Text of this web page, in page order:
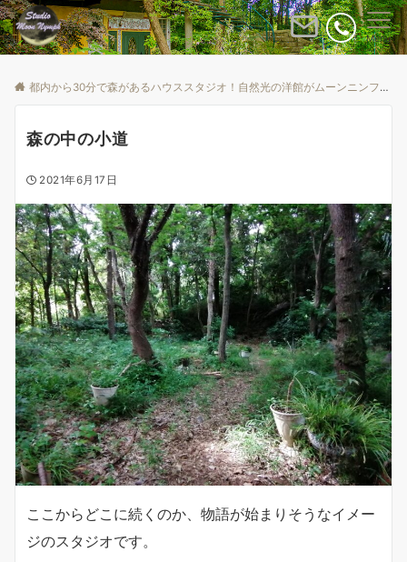
Menu
都内から30分で森があるハウススタジオ！自然光の洋館がムーンニンフ
森の中の小道
2021年6月17日
ここからどこに続くのか、物語が始まりそうなイメー
ジのスタジオです。